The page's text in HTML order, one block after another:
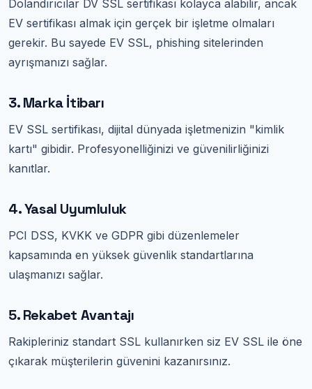
Dolandırıcılar DV SSL sertifikası kolayca alabilir, ancak
EV sertifikası almak için gerçek bir işletme olmaları
gerekir. Bu sayede EV SSL, phishing sitelerinden
ayrışmanızı sağlar.
3. Marka İtibarı
EV SSL sertifikası, dijital dünyada işletmenizin "kimlik
kartı" gibidir. Profesyonelliğinizi ve güvenilirliğinizi
kanıtlar.
4. Yasal Uyumluluk
PCI DSS, KVKK ve GDPR gibi düzenlemeler
kapsamında en yüksek güvenlik standartlarına
ulaşmanızı sağlar.
5. Rekabet Avantajı
Rakipleriniz standart SSL kullanırken siz EV SSL ile öne
çıkarak müşterilerin güvenini kazanırsınız.